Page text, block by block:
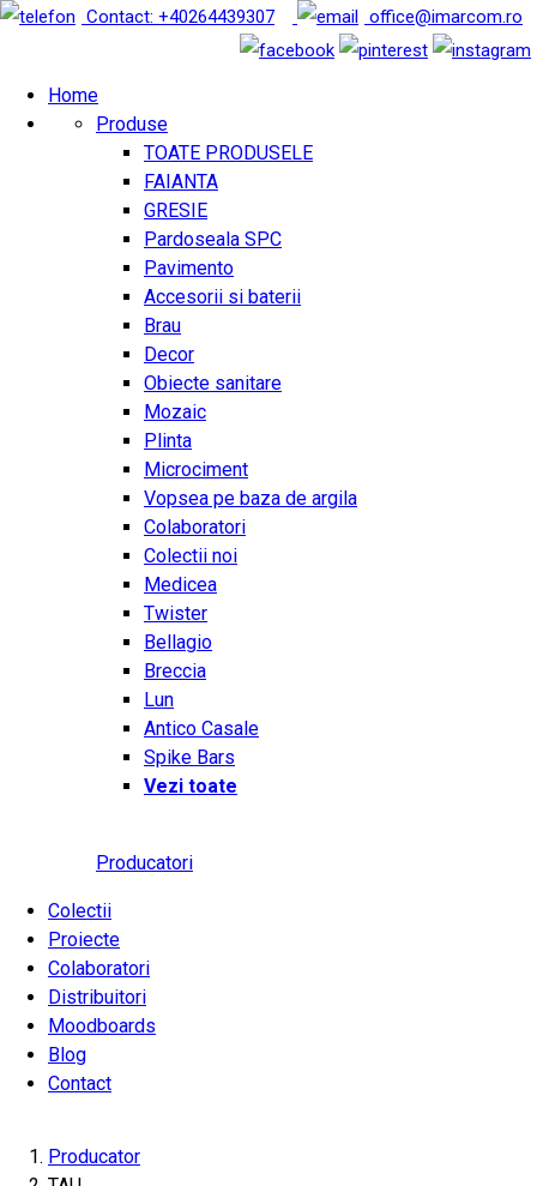
Contact: +40264439307 office@imarcom.ro
Home
Produse
TOATE PRODUSELE
FAIANTA
GRESIE
Pardoseala SPC
Pavimento
Accesorii si baterii
Brau
Decor
Obiecte sanitare
Mozaic
Plinta
Microciment
Vopsea pe baza de argila
Colaboratori
Colectii noi
Medicea
Twister
Bellagio
Breccia
Lun
Antico Casale
Spike Bars
Vezi toate
Producatori
Colectii
Proiecte
Colaboratori
Distribuitori
Moodboards
Blog
Contact
Producator